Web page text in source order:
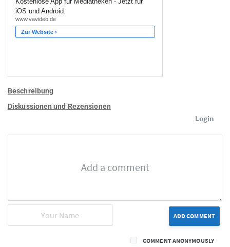
Beschreibung
Diskussionen und Rezensionen
Login
ADD COMMENT
COMMENT ANONYMOUSLY